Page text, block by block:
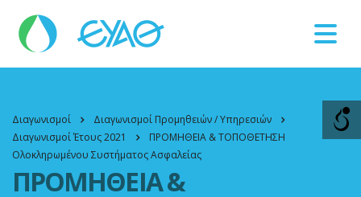
Διαγωνισμοί
Διαγωνισμοί Προμηθειών / Υπηρεσιών
Διαγωνισμοί Έτους 2021
ΠΡΟΜΗΘΕΙΑ & ΤΟΠΟΘΕΤΗΣΗ
Ολοκληρωμένου Συστήματος Ασφαλείας
ΠΡΟΜΗΘΕΙΑ &